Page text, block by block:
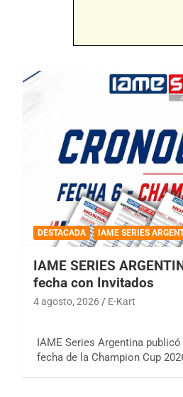
DESTACADA IAME SERIES
IAME SERIES
fecha con Invitados
4 agosto, 2026 E-Kart
IAME Series Argentina
fecha de la Champion Cup